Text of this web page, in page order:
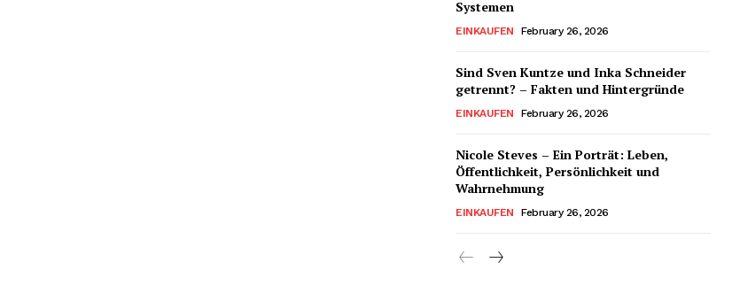
Systemen
EINKAUFEN February 26, 2026
Sind Sven Kuntze und Inka Schneider
getrennt? – Fakten und Hintergründe
EINKAUFEN February 26, 2026
Nicole Steves – Ein Porträt: Leben,
Öffentlichkeit, Persönlichkeit und
Wahrnehmung
EINKAUFEN February 26, 2026